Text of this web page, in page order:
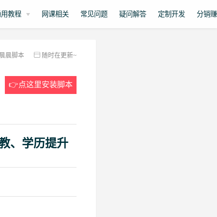
教程 网课相关 常见问题 疑问解答 定制开发 分销
晨脚本 随时在更新~
👉点这里安装脚本
、学历提升